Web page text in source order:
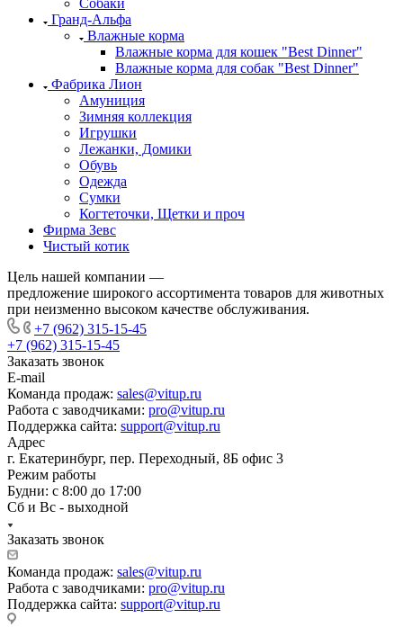
Собаки
Гранд-Альфа
Влажные корма
Влажные корма для кошек "Best Dinner"
Влажные корма для собак "Best Dinner"
Фабрика Лион
Амуниция
Зимняя коллекция
Игрушки
Лежанки, Домики
Обувь
Одежда
Сумки
Когтеточки, Щетки и проч
Фирма Зевс
Чистый котик
Цель нашей компании —
предложение широкого ассортимента товаров для животных
при неизменно высоком качестве обслуживания.
+7 (962) 315-15-45
+7 (962) 315-15-45
Заказать звонок
E-mail
Команда продаж: sales@vitup.ru
Работа с заводчиками: pro@vitup.ru
Поддержка сайта: support@vitup.ru
Адрес
г. Екатеринбург, пер. Переходный, 8Б офис 3
Режим работы
Будни: с 8:00 до 17:00
Сб и Вс - выходной
Заказать звонок
Команда продаж: sales@vitup.ru
Работа с заводчиками: pro@vitup.ru
Поддержка сайта: support@vitup.ru